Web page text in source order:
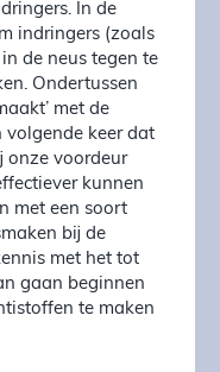
In de
indringers (zoals
de neus tegen te
Ondertussen
met de
volgende keer dat
onze voordeur
kunnen
met een soort
bij de
met het tot
gaan beginnen
te maken